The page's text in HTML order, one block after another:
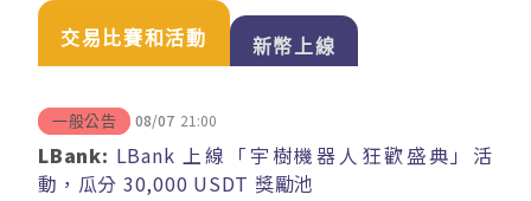
交易比賽和活動 新幣上線
一般公告 08/07 21:00
LBank: LBank 上線「宇樹機器人狂歡盛典」活
動，瓜分 30,000 USDT 獎勵池